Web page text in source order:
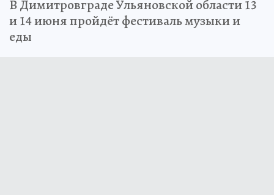
В Димитровграде Ульяновской области 13
и 14 июня пройдёт фестиваль музыки и
еды